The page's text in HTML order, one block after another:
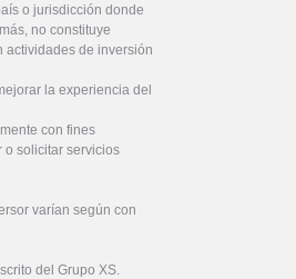
o jurisdicción donde
no constituye
actividades de inversión
la experiencia del
con fines
o solicitar servicios
varían según con
del Grupo XS.